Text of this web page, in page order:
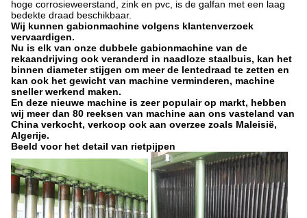
hoge corrosieweerstand, zink en pvc, is de galfan met een laag
bedekte draad beschikbaar.
Wij kunnen gabionmachine volgens klantenverzoek
vervaardigen.
Nu is elk van onze dubbele gabionmachine van de
rekaandrijving ook veranderd in naadloze staalbuis, kan het
binnen diameter stijgen om meer de lentedraad te zetten en
kan ook het gewicht van machine verminderen, machine
sneller werkend maken.
En deze nieuwe machine is zeer populair op markt, hebben
wij meer dan 80 reeksen van machine aan ons vasteland van
China verkocht, verkoop ook aan overzee zoals Maleisië,
Algerije.
Beeld voor het detail van rietpijpen